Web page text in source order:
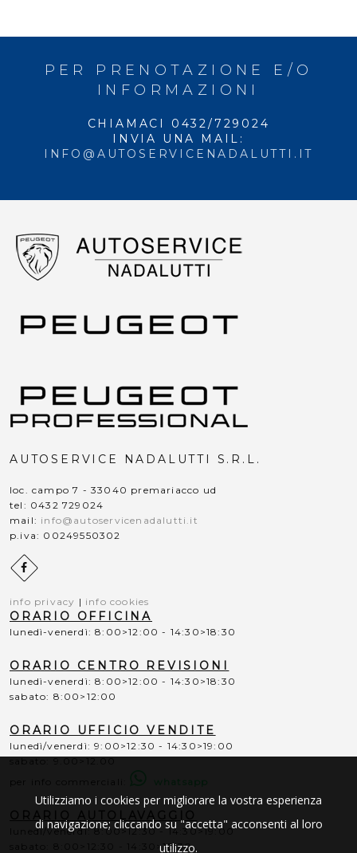
PER PRENOTAZIONE E/O
INFORMAZIONI
CHIAMACI 0432/729024
INVIA UNA MAIL:
INFO@AUTOSERVICENADALUTTI.IT
AUTOSERVICE NADALUTTI S.R.L.
loc. campo 7 - 33040 premariacco ud
tel: 0432 729024
mail: info@autoservicenadalutti.it
p.iva: 00249550302
facebook
info privacy | info cookies
ORARIO OFFICINA
lunedì-venerdì: 8:00>12:00 - 14:30>18:30
ORARIO CENTRO REVISIONI
lunedì-venerdì: 8:00>12:00 - 14:30>18:30
sabato: 8:00>12:00
ORARIO UFFICIO VENDITE
lunedì/venerdì: 9:00>12:30 - 14:30>19:00
lunedì/venerdì: 8:00>12:30 - 14:30>19:00
sabato: 8:00>12:30 - 14:30>18:30
Utilizziamo i cookies per migliorare la vostra esperienza
di navigazione; cliccando su "accetta" acconsenti al loro
utilizzo.